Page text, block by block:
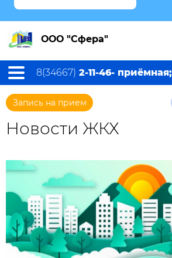
ООО "Сфера"
8(34667) 2-11-46- приёмная;
Запись на прием
Новости ЖКХ